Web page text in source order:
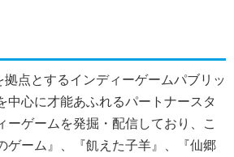
点とするインディーゲームパブリッ
中心に才能あふれるパートナースタ
ーゲームを発掘・配信しており、こ
ゲーム』、『飢えた子羊』、『仙郷